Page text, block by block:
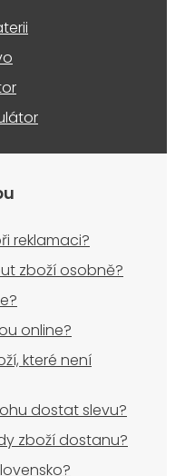
reklamaci?
zboží osobně?
online?
které není
dostat slevu?
zboží dostanu?